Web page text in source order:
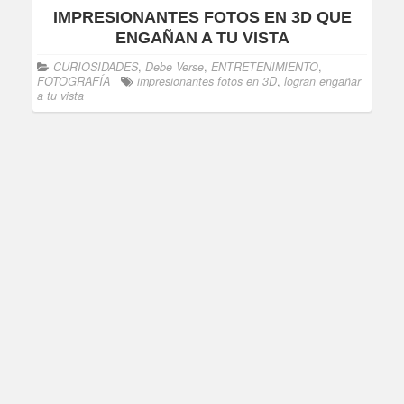
IMPRESIONANTES FOTOS EN 3D QUE
ENGAÑAN A TU VISTA
CURIOSIDADES, Debe Verse, ENTRETENIMIENTO,
FOTOGRAFÍA
impresionantes fotos en 3D, logran engañar
a tu vista